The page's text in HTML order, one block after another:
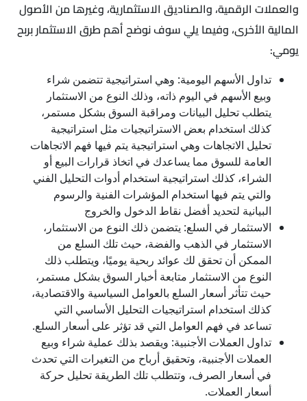
والعملات الرقمية، والصناديق الاستثمارية، وغيرها من الأصول
المالية الأخرى، وفيما يلي سوف نوضح أهم طرق الاستثمار بربح
يومي:
تداول الأسهم اليومية: وهي استراتيجية تتضمن شراء
وبيع الأسهم في اليوم ذاته، وذلك النوع من الاستثمار
يتطلب تحليل البيانات ومراقبة السوق بشكل مستمر،
كذلك استخدام بعض الاستراتيجيات مثل استراتيجية
تحليل الاتجاهات وهي استراتيجية يتم فيها فهم الاتجاهات
العامة للسوق مما يساعدك في اتخاذ قرارات البيع أو
الشراء، كذلك استراتيجية استخدام أدوات التحليل الفني
والتي يتم فيها استخدام المؤشرات الفنية والرسوم
البيانية لتحديد أفضل نقاط الدخول والخروج
الاستثمار في السلع: يتضمن ذلك النوع من الاستثمار،
الاستثمار في الذهب والفضة، حيث تلك السلع من
الممكن أن تحقق لك عوائد ربحية يوميًا، ويتطلب ذلك
النوع من الاستثمار متابعة أخبار السوق بشكل مستمر،
حيث تتأثر أسعار السلع بالعوامل السياسية والاقتصادية،
كذلك استخدام استراتيجيات التحليل الأساسي التي
تساعد في فهم العوامل التي قد تؤثر على أسعار السلع.
تداول العملات الأجنبية: ويقصد بذلك عملية شراء وبيع
العملات الأجنبية، وتحقيق أرباح من التغيرات التي تحدث
في أسعار الصرف، وتتطلب تلك الطريقة تحليل حركة
أسعار العملات.